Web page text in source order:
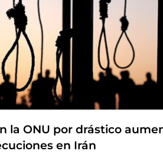
la ONU por drástico
en Irán